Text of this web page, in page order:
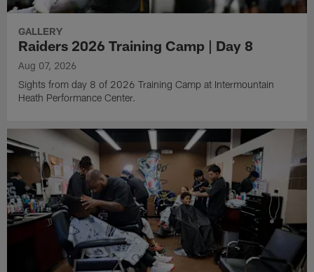
GALLERY
Raiders 2026 Training Camp | Day 8
Aug 07, 2026
Sights from day 8 of 2026 Training Camp at Intermountain
Heath Performance Center.